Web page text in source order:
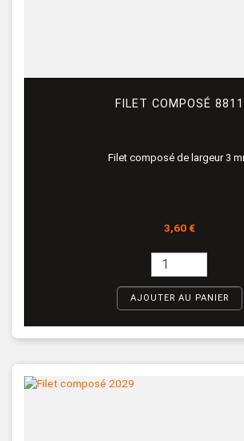
FILET COMPOSÉ 8811
Filet composé de largeur 3
Prix
3,60 €
AJOUTER AU PANIER